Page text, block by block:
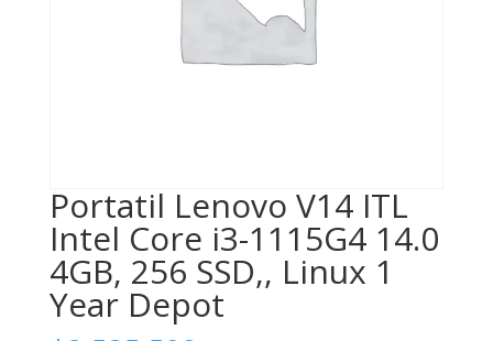
Portatil Lenovo V14 ITL
Intel Core i3-1115G4 14.0
4GB, 256 SSD,, Linux 1
Year Depot